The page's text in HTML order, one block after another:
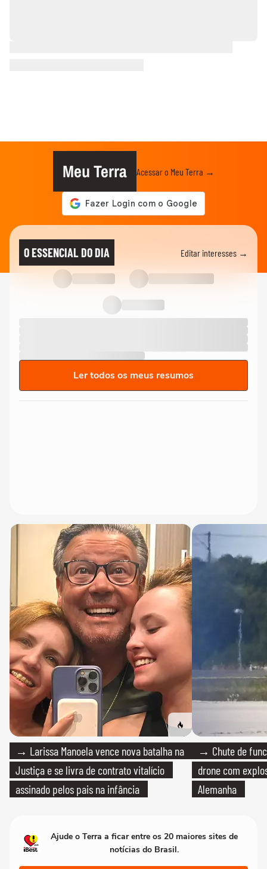
Meu Terra Acessar o Meu Terra →
O ESSENCIAL DO DIA Editar interesses →
Ler todos os meus resumos
→ Larissa Manoela vence nova batalha na
Justiça e se livra de contrato vitalício
assinado pelos pais na infância
→ Chute de
drone com
Alemanha
Ajude o Terra a ficar entre os 20 maiores sites de
notícias do Brasil.